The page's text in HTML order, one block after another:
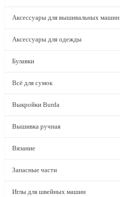
Аксессуары для вышивальных машин
Аксессуары для одежды
Булавки
Всё для сумок
Выкройки Burda
Вышивка ручная
Вязание
Запасные части
Иглы для швейных машин